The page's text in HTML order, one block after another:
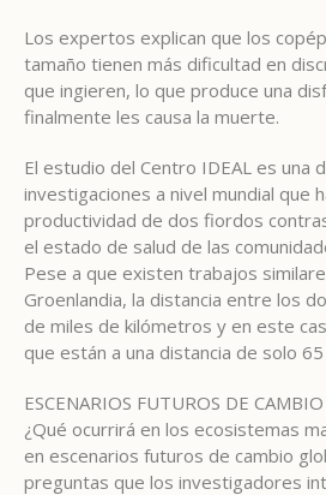
Los expertos explican que los
tamaño tienen más dificultad en
que ingieren, lo que produce una
finalmente les causa la muerte.
El estudio del Centro IDEAL es una
investigaciones a nivel mundial que
productividad de dos fiordos
el estado de salud de las
Pese a que existen trabajos
Groenlandia, la distancia entre los
de miles de kilómetros y en este
que están a una distancia de solo 65
ESCENARIOS FUTUROS DE CAMBIO
¿Qué ocurrirá en los ecosistemas
en escenarios futuros de cambio
preguntas que los investigadores